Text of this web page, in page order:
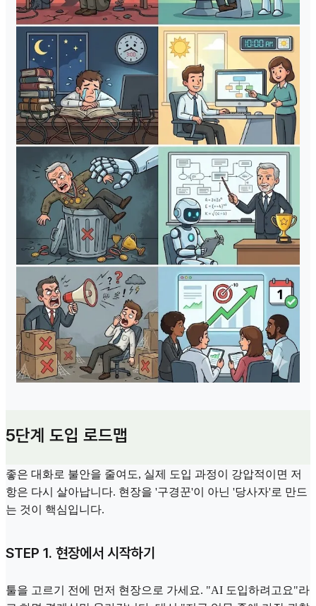
5단계 도입 로드맵
좋은 대화로 불안을 줄여도, 실제 도입 과정이 강압적이면 저
항은 다시 살아납니다. 현장을 '구경꾼'이 아닌 '당사자'로 만드
는 것이 핵심입니다.
STEP 1. 현장에서 시작하기
툴을 고르기 전에 먼저 현장으로 가세요. "AI 도입하려고요"라